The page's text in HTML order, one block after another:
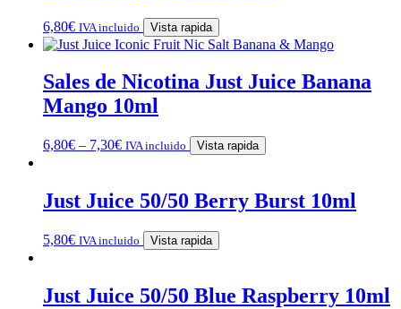
6,80€ IVA incluido Vista rapida
Sales de Nicotina Just Juice Banana
Mango 10ml
6,80€ – 7,30€ IVA incluido Vista rapida
Just Juice 50/50 Berry Burst 10ml
5,80€ IVA incluido Vista rapida
Just Juice 50/50 Blue Raspberry 10ml